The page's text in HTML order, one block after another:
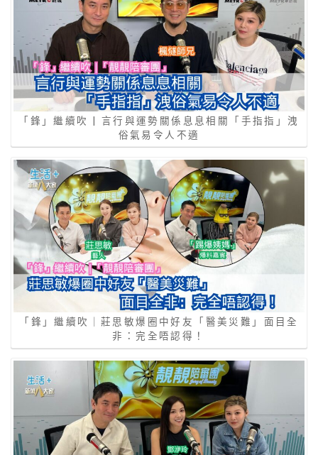
「鋒」繼續吹 | 言行與運勢關係息息相關「手指指」洩
俗氣易令人不適
「鋒」繼續吹｜莊思敏爆圈中好友「醫美災難」面目全
非：完全唔認得！